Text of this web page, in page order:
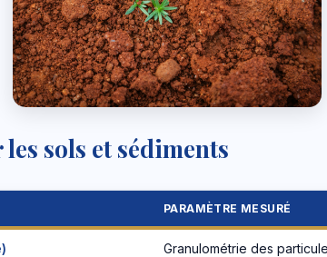
sols et sédiments
PARAMÈTRE MESURÉ
Granulométrie des